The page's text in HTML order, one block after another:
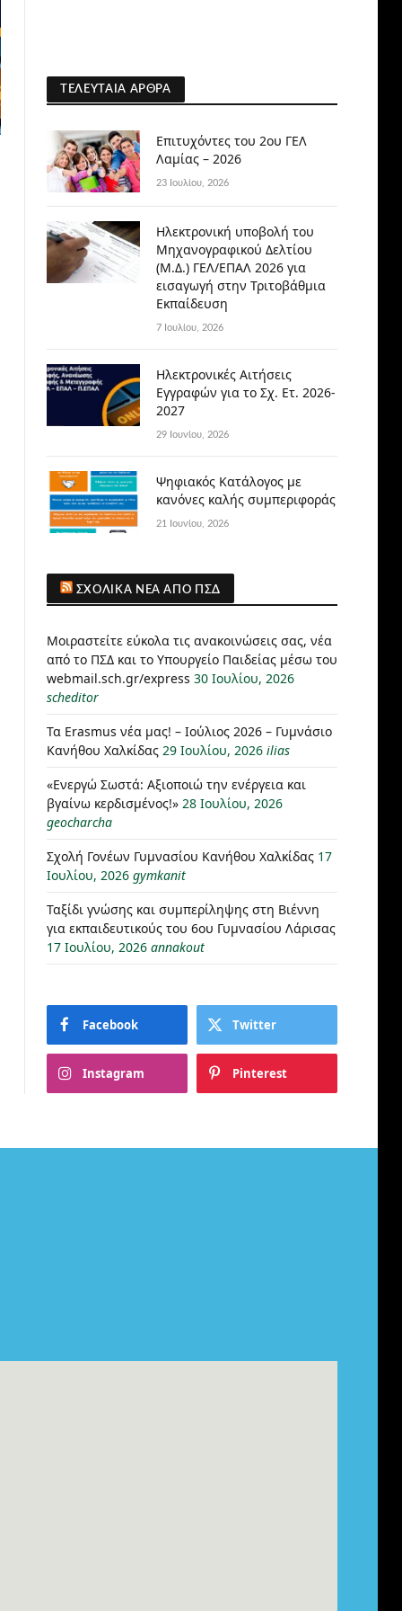
ΤΕΛΕΥΤΑΊΑ ΆΡΘΡΑ
Επιτυχόντες του 2ου ΓΕΛ
Λαμίας – 2026
23 Ιουλίου, 2026
Ηλεκτρονική υποβολή του
Μηχανογραφικού Δελτίου
(Μ.Δ.) ΓΕΛ/ΕΠΑΛ 2026 για
εισαγωγή στην Τριτοβάθμια
Εκπαίδευση
7 Ιουλίου, 2026
Ηλεκτρονικές Αιτήσεις
Εγγραφών για το Σχ. Ετ. 2026-
2027
29 Ιουνίου, 2026
Ψηφιακός Κατάλογος με
κανόνες καλής συμπεριφοράς
21 Ιουνίου, 2026
ΣΧΟΛΙΚΆ ΝΈΑ ΑΠΌ ΠΣΔ
Μοιραστείτε εύκολα τις ανακοινώσεις σας, νέα
από το ΠΣΔ και το Υπουργείο Παιδείας μέσω του
webmail.sch.gr/express 30 Ιουλίου, 2026
scheditor
Τα Erasmus νέα μας! – Ιούλιος 2026 – Γυμνάσιο
Κανήθου Χαλκίδας 29 Ιουλίου, 2026 ilias
«Ενεργώ Σωστά: Αξιοποιώ την ενέργεια και
βγαίνω κερδισμένος!» 28 Ιουλίου, 2026
geocharcha
Σχολή Γονέων Γυμνασίου Κανήθου Χαλκίδας 17
Ιουλίου, 2026 gymkanit
Ταξίδι γνώσης και συμπερίληψης στη Βιέννη
για εκπαιδευτικούς του 6ου Γυμνασίου Λάρισας
17 Ιουλίου, 2026 annakout
Facebook Twitter
Instagram Pinterest